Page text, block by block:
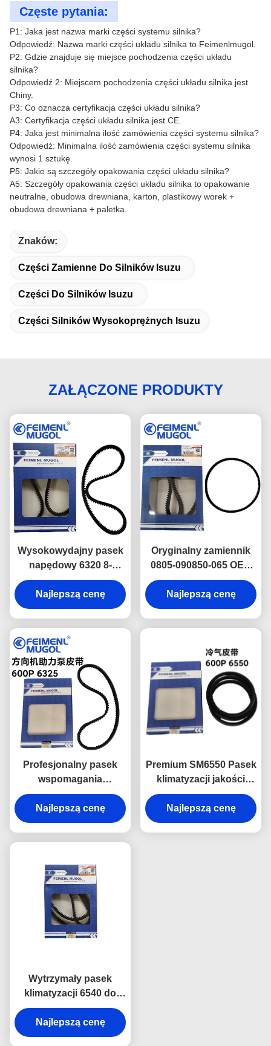
Częste pytania:
P1: Jaka jest nazwa marki części systemu silnika?
Odpowiedź: Nazwa marki części układu silnika to Feimenlmugol.
P2: Gdzie znajduje się miejsce pochodzenia części układu
silnika?
Odpowiedź 2: Miejscem pochodzenia części układu silnika jest
Chiny.
P3: Co oznacza certyfikacja części układu silnika?
A3: Certyfikacja części układu silnika jest CE.
P4: Jaka jest minimalna ilość zamówienia części systemu silnika?
Odpowiedź: Minimalna ilość zamówienia części systemu silnika
wynosi 1 sztukę.
P5: Jakie są szczegóły opakowania części układu silnika?
A5: Szczegóły opakowania części układu silnika to opakowanie
neutralne, obudowa drewniana, karton, plastikowy worek +
obudowa drewniana + paletka.
Znaków:
Części Zamienne Do Silników Isuzu
Części Do Silników Isuzu
Części Silników Wysokoprężnych Isuzu
ZAŁĄCZONE PRODUKTY
Wysokowydajny pasek
napędowy 6320 8-
97085131 OEM do
układów wspomagania
kierownicy Isuzu 600P,
zapewnienia
niezawodnego działania
Najlepszą cenę
Oryginalny zamiennik
0805-090850-065 OEM
Pasek wspomagania
kierownicy 6310 do
Isuzu NHKR,
specyfikacjami
fabrycznymi,
zapewniający idealne
dopasowanie i trwałość.
Najlepszą cenę
Profesjonalny pasek
wspomagania
kierownicy OEM 0502-
024652-009 6325 do
Isuzu 600P,
żywotność.
Najlepszą cenę
Premium SM6550 Pasek
klimatyzacji jakości
OEM do lekkich
ciężarówek Isuzu 600P,
zaprojektowany w celu
Najlepszą cenę
Wytrzymały pasek
klimatyzacji 6540 do
pojazdów z silnikiem
Diesla Isuzu NHKR,
wykonany z gumy o
Najlepszą cenę